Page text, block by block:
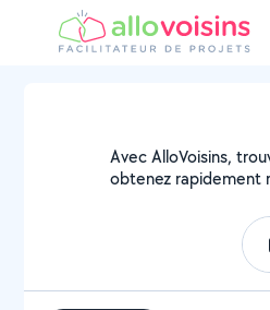
Avec AlloVoisins,
obtenez rapidement